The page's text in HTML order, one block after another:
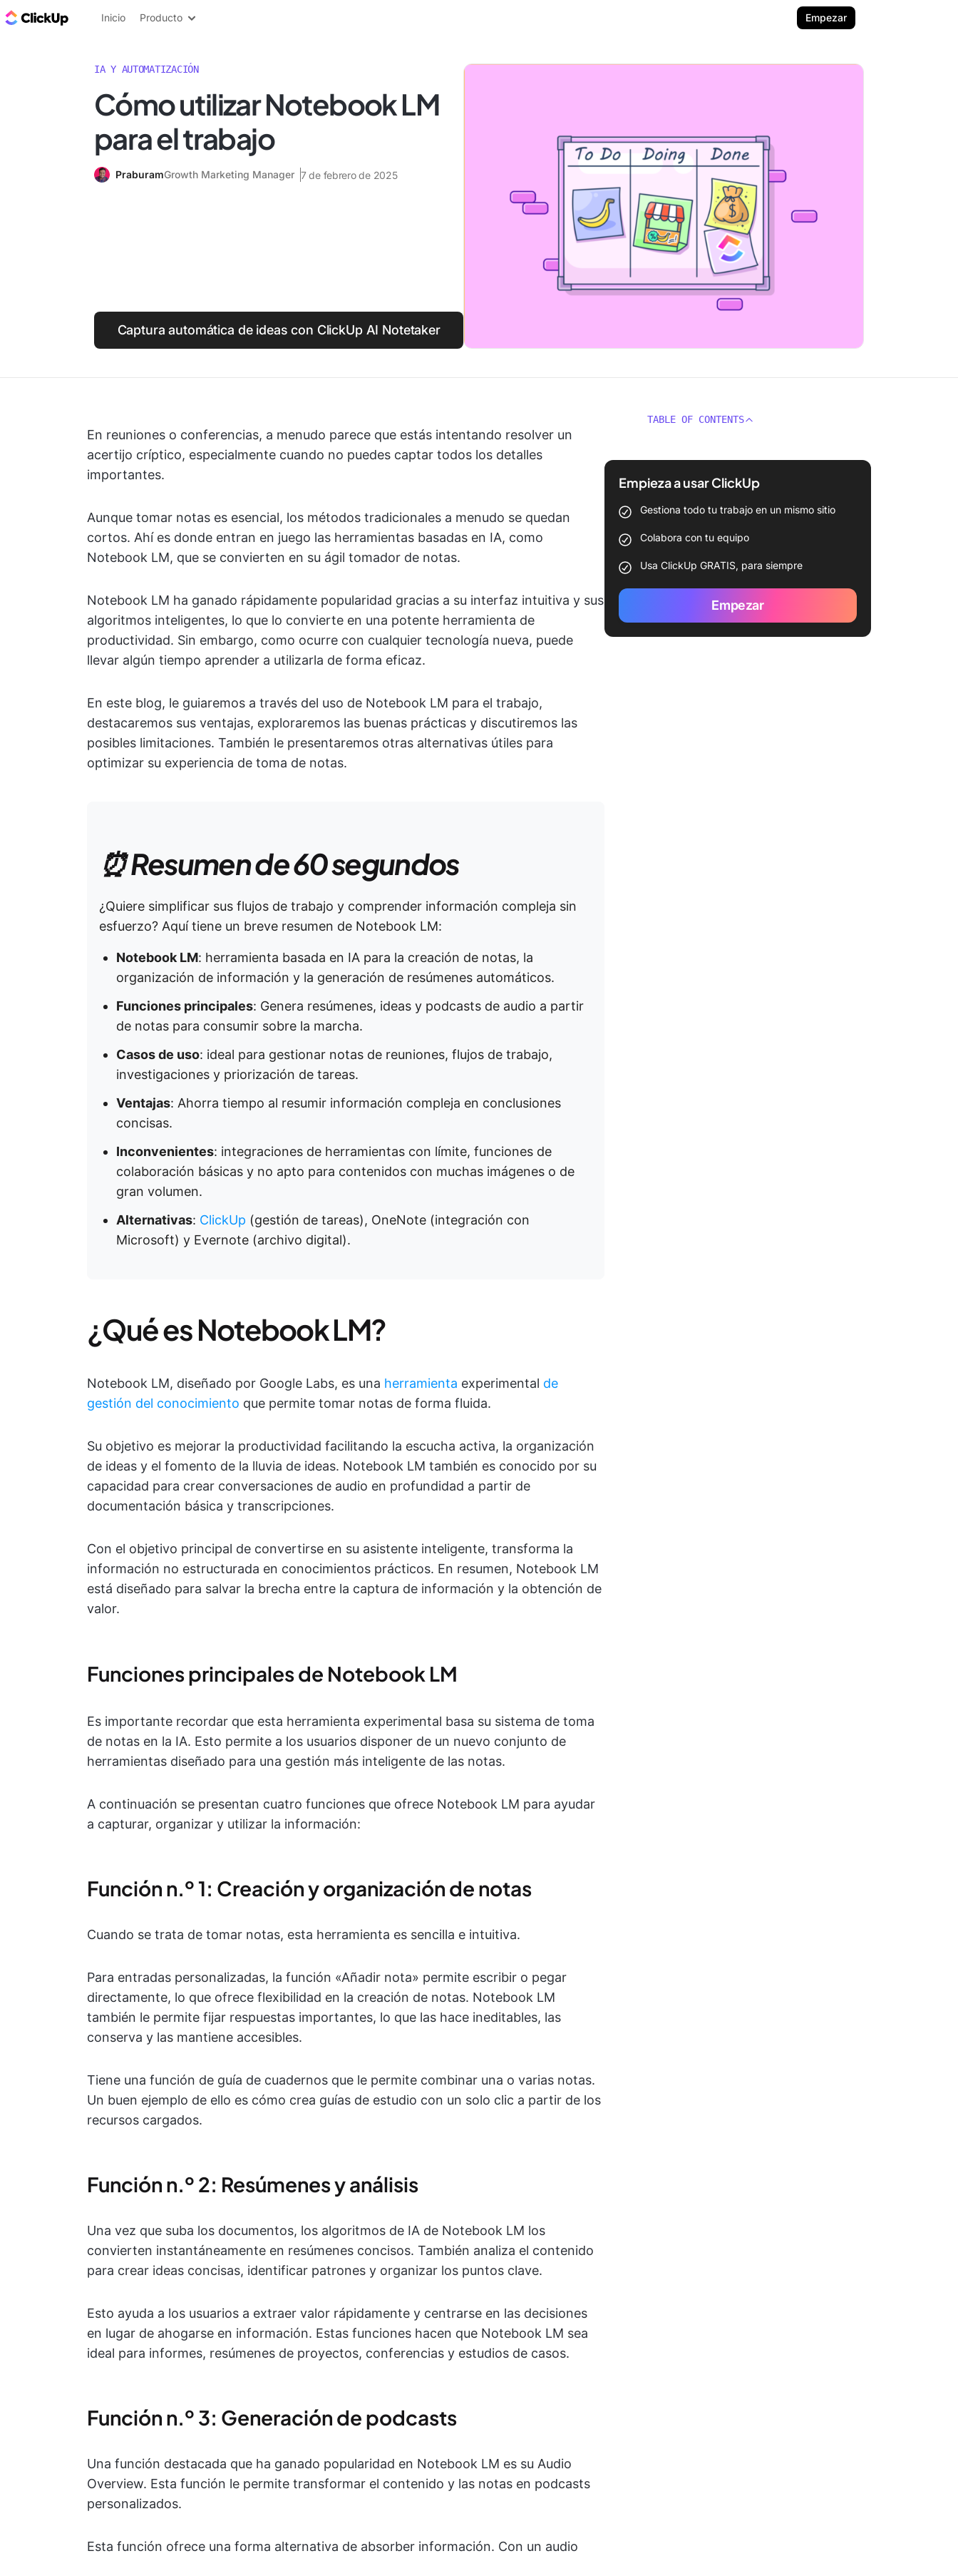
ClickUp Blog
Inicio Producto Empezar
IA Y AUTOMATIZACIÓN
Cómo utilizar Notebook LM
para el trabajo
PraburamGrowth Marketing Manager 7 de febrero de 2025
Captura automática de ideas con ClickUp AI Notetaker
En reuniones o conferencias, a menudo parece que estás intentando resolver un
acertijo críptico, especialmente cuando no puedes captar todos los detalles
importantes.
Aunque tomar notas es esencial, los métodos tradicionales a menudo se quedan
cortos. Ahí es donde entran en juego las herramientas basadas en IA, como
Notebook LM, que se convierten en su ágil tomador de notas.
Notebook LM ha ganado rápidamente popularidad gracias a su interfaz intuitiva y sus
algoritmos inteligentes, lo que lo convierte en una potente herramienta de
productividad. Sin embargo, como ocurre con cualquier tecnología nueva, puede
llevar algún tiempo aprender a utilizarla de forma eficaz.
En este blog, le guiaremos a través del uso de Notebook LM para el trabajo,
destacaremos sus ventajas, exploraremos las buenas prácticas y discutiremos las
posibles limitaciones. También le presentaremos otras alternativas útiles para
optimizar su experiencia de toma de notas.
⏰ Resumen de 60 segundos
¿Quiere simplificar sus flujos de trabajo y comprender información compleja sin
esfuerzo? Aquí tiene un breve resumen de Notebook LM:
Notebook LM: herramienta basada en IA para la creación de notas, la
organización de información y la generación de resúmenes automáticos.
Funciones principales: Genera resúmenes, ideas y podcasts de audio a partir
de notas para consumir sobre la marcha.
Casos de uso: ideal para gestionar notas de reuniones, flujos de trabajo,
investigaciones y priorización de tareas.
Ventajas: Ahorra tiempo al resumir información compleja en conclusiones
concisas.
Inconvenientes: integraciones de herramientas con límite, funciones de
colaboración básicas y no apto para contenidos con muchas imágenes o de
gran volumen.
Alternativas: ClickUp (gestión de tareas), OneNote (integración con
Microsoft) y Evernote (archivo digital).
¿Qué es Notebook LM?
Notebook LM, diseñado por Google Labs, es una herramienta experimental de
gestión del conocimiento que permite tomar notas de forma fluida.
Su objetivo es mejorar la productividad facilitando la escucha activa, la organización
de ideas y el fomento de la lluvia de ideas. Notebook LM también es conocido por su
capacidad para crear conversaciones de audio en profundidad a partir de
documentación básica y transcripciones.
Con el objetivo principal de convertirse en su asistente inteligente, transforma la
información no estructurada en conocimientos prácticos. En resumen, Notebook LM
está diseñado para salvar la brecha entre la captura de información y la obtención de
valor.
Funciones principales de Notebook LM
Es importante recordar que esta herramienta experimental basa su sistema de toma
de notas en la IA. Esto permite a los usuarios disponer de un nuevo conjunto de
herramientas diseñado para una gestión más inteligente de las notas.
A continuación se presentan cuatro funciones que ofrece Notebook LM para ayudar
a capturar, organizar y utilizar la información:
Función n.º 1: Creación y organización de notas
Cuando se trata de tomar notas, esta herramienta es sencilla e intuitiva.
Para entradas personalizadas, la función «Añadir nota» permite escribir o pegar
directamente, lo que ofrece flexibilidad en la creación de notas. Notebook LM
también le permite fijar respuestas importantes, lo que las hace ineditables, las
conserva y las mantiene accesibles.
Tiene una función de guía de cuadernos que le permite combinar una o varias notas.
Un buen ejemplo de ello es cómo crea guías de estudio con un solo clic a partir de los
recursos cargados.
Función n.º 2: Resúmenes y análisis
Una vez que suba los documentos, los algoritmos de IA de Notebook LM los
convierten instantáneamente en resúmenes concisos. También analiza el contenido
para crear ideas concisas, identificar patrones y organizar los puntos clave.
Esto ayuda a los usuarios a extraer valor rápidamente y centrarse en las decisiones
en lugar de ahogarse en información. Estas funciones hacen que Notebook LM sea
ideal para informes, resúmenes de proyectos, conferencias y estudios de casos.
Función n.º 3: Generación de podcasts
Una función destacada que ha ganado popularidad en Notebook LM es su Audio
Overview. Esta función le permite transformar el contenido y las notas en podcasts
personalizados.
Esta función ofrece una forma alternativa de absorber información. Con un audio
TABLE OF CONTENTS
Empieza a usar ClickUp
Gestiona todo tu trabajo en un mismo sitio
Colabora con tu equipo
Usa ClickUp GRATIS, para siempre
Empezar